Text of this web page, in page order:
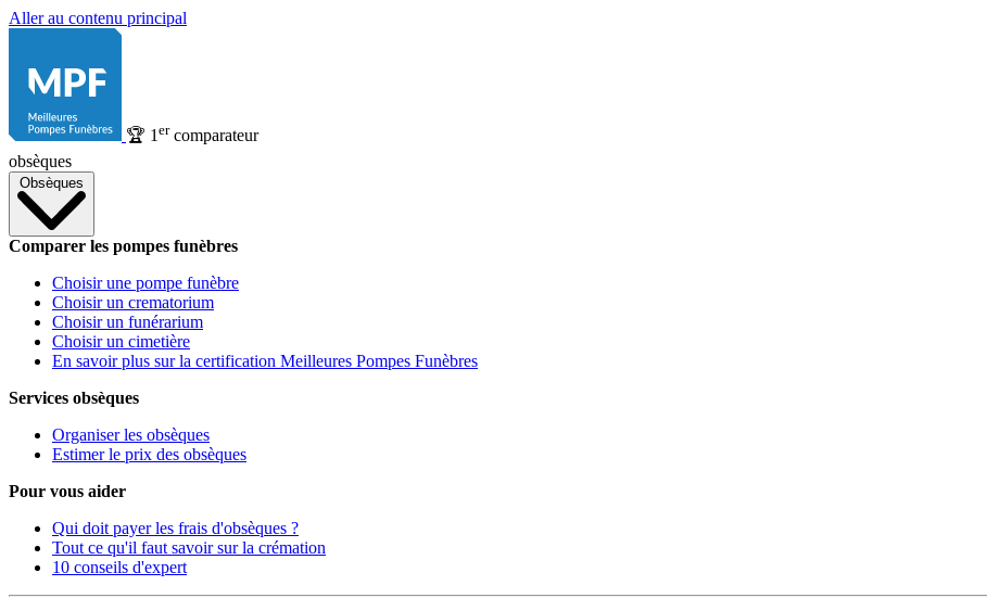
Aller au contenu principal
🏆 1 ercomparateur
obsèques
Obsèques
Comparer les pompes funèbres
Choisir une pompe funèbre
Choisir un crematorium
Choisir un funérarium
Choisir un cimetière
En savoir plus sur la certification Meilleures Pompes Funèbres
Services obsèques
Organiser les obsèques
Estimer le prix des obsèques
Pour vous aider
Qui doit payer les frais d'obsèques ?
Tout ce qu'il faut savoir sur la crémation
10 conseils d'expert